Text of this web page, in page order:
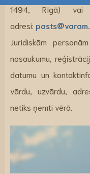
1494, Rīgā) vai
adresi:
Juridiskām
nosaukumu,
datumu un
vārdu, uzvārdu,
netiks ņemti vērā.